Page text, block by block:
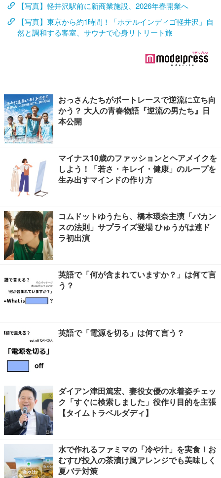
【写真】軽井沢駅前に新商業施設、2026年春開業へ
【写真】東京から約1時間！「ホテルインディゴ軽井沢」自
然と調和する客室、サウナで心身リトリート旅
おっさんたちがボートレースで逆流に立ち向
かう？ 大人の青春物語『逆流の男たち』日
本公開
マイナス10歳のファッションとヘアメイクを
しよう！「若さ・キレイ・健康」のループを
生み出すマインドの作り方
コムドットゆうたら、橋本環奈主演「バカン
スの法則」サプライズ登場 ひゅうがは連ド
ラ初出演
英語で「何が含まれていますか？」は何て言
う？
英語で「電源を切る」は何て言う？
ダイアン津田篤宏、妻役女優の水着姿チェッ
ク「すぐに検索しました」役作り目的を主張
【タイムトラベルダディ】
水で作れるファミマの「冷や汁」を実食！お
むすび投入の茶漬け風アレンジでも美味しく
夏バテ対策